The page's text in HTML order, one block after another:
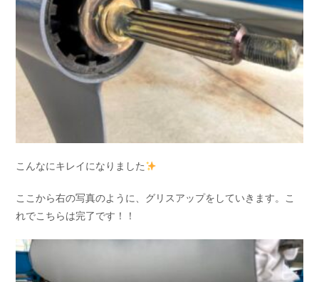
こんなにキレイになりました
ここから右の写真のように、グリスアップをしていきます。こ
れでこちらは完了です！！